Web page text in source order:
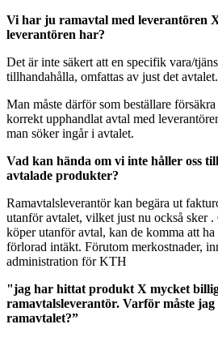
Vi har ju ramavtal med leverantören
leverantören har?
Det är inte säkert att en specifik vara/
tillhandahålla, omfattas av just det avtalet.
Man måste därför som beställare
korrekt upphandlat avtal med
man söker ingår i avtalet.
Vad kan hända om vi inte håller oss
avtalade produkter?
Ramavtalsleverantör kan begära ut
utanför avtalet, vilket just nu också sker
köper utanför avtal, kan de komma att
förlorad intäkt. Förutom merkostnader,
administration för KTH
"jag har hittat produkt X mycket
ramavtalsleverantör. Varför måste jag
ramavtalet?”